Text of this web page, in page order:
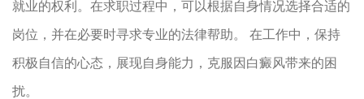
就业的权利。在求职过程中，可以根据自身情况选择合适的
岗位，并在必要时寻求专业的法律帮助。 在工作中，保持
积极自信的心态，展现自身能力，克服因白癜风带来的困
扰。